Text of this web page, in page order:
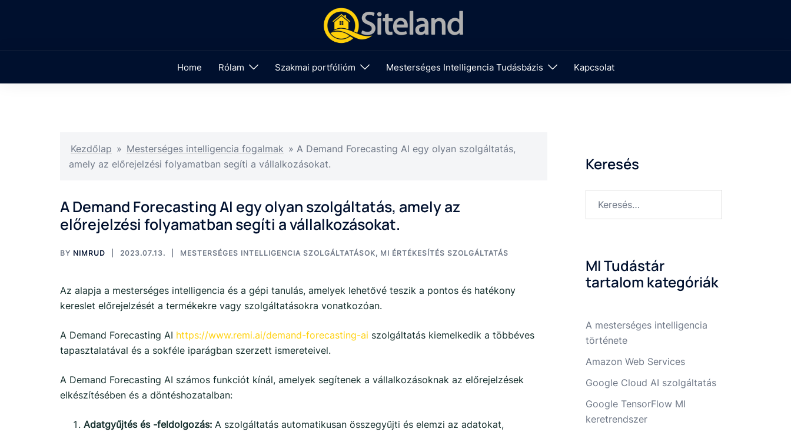
Home Rólam Szakmai portfólióm Mesterséges Intelligencia Tudásbázis Kapcsolat
Kezdőlap » Mesterséges intelligencia fogalmak » A Demand Forecasting AI egy olyan szolgáltatás,
amely az előrejelzési folyamatban segíti a vállalkozásokat.
A Demand Forecasting AI egy olyan szolgáltatás, amely az
előrejelzési folyamatban segíti a vállalkozásokat.
BY NIMRUD 2023.07.13. MESTERSÉGES INTELLIGENCIA SZOLGÁLTATÁSOK, MI ÉRTÉKESÍTÉS SZOLGÁLTATÁS
Az alapja a mesterséges intelligencia és a gépi tanulás, amelyek lehetővé teszik a pontos és hatékony
kereslet előrejelzését a termékekre vagy szolgáltatásokra vonatkozóan.
A Demand Forecasting AI https://www.remi.ai/demand-forecasting-ai szolgáltatás kiemelkedik a többéves
tapasztalatával és a sokféle iparágban szerzett ismereteivel.
A Demand Forecasting AI számos funkciót kínál, amelyek segítenek a vállalkozásoknak az előrejelzések
elkészítésében és a döntéshozatalban:
Adatgyűjtés és -feldolgozás: A szolgáltatás automatikusan összegyűjti és elemzi az adatokat,
Keresés
MI Tudástár
tartalom kategóriák
A mesterséges intelligencia
története
Amazon Web Services
Google Cloud AI szolgáltatás
Google TensorFlow MI
keretrendszer